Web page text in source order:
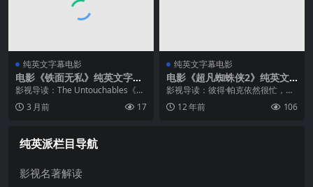
纯英文字幕电影
电影《铁面无私》纯英文字幕
高清MP4下载
影视导读：The Untouchables《铁
面无私》（1987）是罗伯特·德尼罗
演艺生涯中极具分量的作品之一，
3 月前 17
纯英文字幕电影
电影《超凡蜘蛛侠2》纯英文
字幕高清MP4下载
影视导读：彼得·帕克依然很忙，因
为他一边要作为正常人谈恋爱，一
边要变身蜘蛛侠打坏人。而格温高
12 年前 106
纯英派栏目导航
影视名著解读